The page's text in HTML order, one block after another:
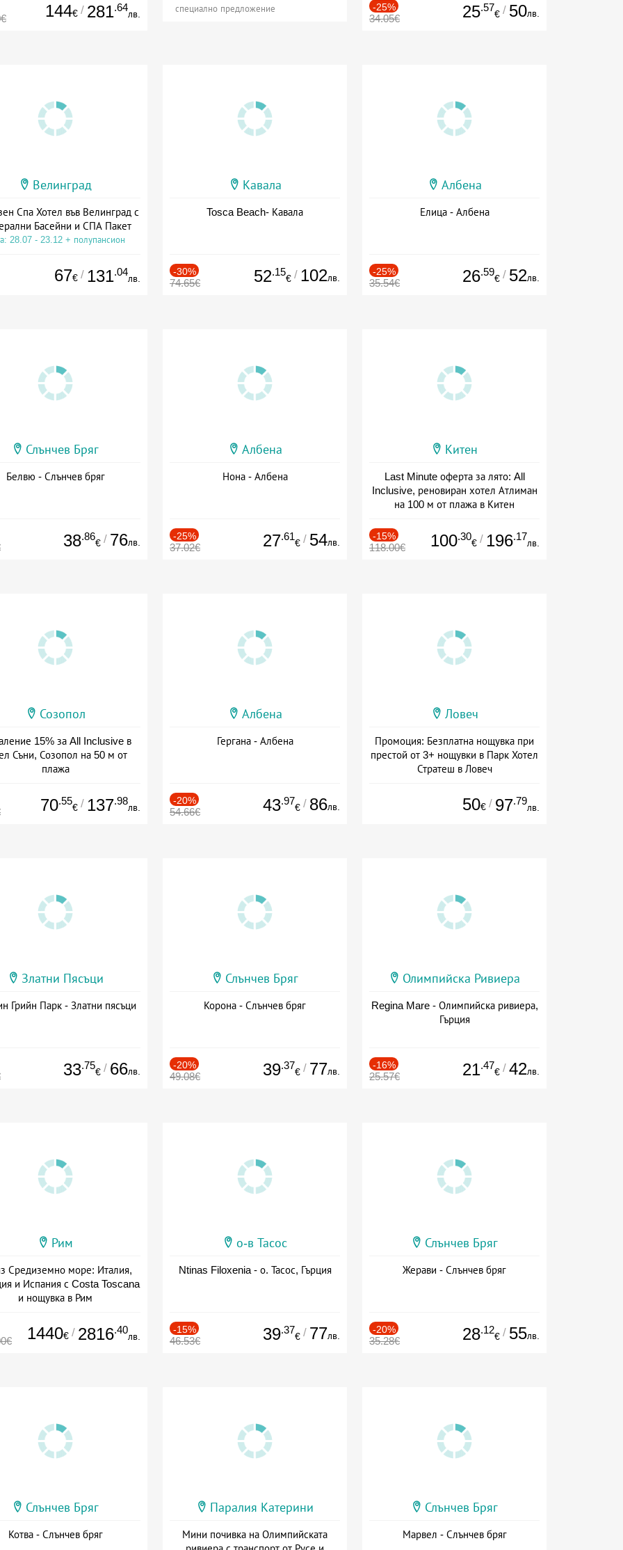
144€ / 281.64
лв. специално предложение -25%
34.05€ 25.57
€ / 50лв.
Велинград
Спа Хотел във Велинград с
Басейни и СПА Пакет
28.07 - 23.12 + полупансион
67€ / 131.04
лв.
Кавала
Tosca Beach- Кавала
-30%
74.65€ 52.15
€ / 102лв.
Албена
Елица - Албена
-25%
35.54€ 26.59
€ / 52лв.
Слънчев Бряг
Белвю - Слънчев бряг
38.86
€ / 76лв.
Албена
Нона - Албена
-25%
37.02€ 27.61
€ / 54лв.
Китен
Last Minute оферта за лято: All
Inclusive, реновиран хотел Атлиман
на 100 м от плажа в Китен
-15%
118.00€ 100.30
€ / 196.17
лв.
Созопол
15% за All Inclusive в
Съни, Созопол на 50 м от
плажа
70.55
€ / 137.98
лв.
Албена
Гергана - Албена
-20%
54.66€ 43.97
€ / 86лв.
Ловеч
Промоция: Безплатна нощувка при
престой от 3+ нощувки в Парк Хотел
Стратеш в Ловеч
50€ / 97.79
лв.
Златни Пясъци
Грийн Парк - Златни пясъци
33.75
€ / 66лв.
Слънчев Бряг
Корона - Слънчев бряг
-20%
49.08€ 39.37
€ / 77лв.
Олимпийска Ривиера
Regina Mare - Олимпийска ривиера,
Гърция
-16%
25.57€ 21.47
€ / 42лв.
Рим
Средиземно море: Италия,
и Испания с Costa Toscana
и нощувка в Рим
1440€ / 2816.40
лв.
о-в Тасос
Ntinas Filoxenia - о. Тасос, Гърция
-15%
46.53€ 39.37
€ / 77лв.
Слънчев Бряг
Жерави - Слънчев бряг
-20%
35.28€ 28.12
€ / 55лв.
Слънчев Бряг
Котва - Слънчев бряг
Паралия Катерини
Мини почивка на Олимпийската
Слънчев Бряг
Марвел - Слънчев бряг